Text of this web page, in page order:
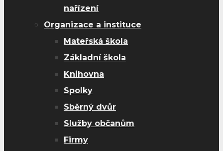
nařízení
Organizace a instituce
Mateřská škola
Základní škola
Knihovna
Spolky
Sběrný dvůr
Služby občanům
Firmy